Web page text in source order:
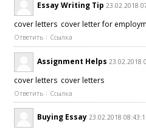
Essay Writing Tip 23.02.2018
cover letters cover letter for
Ответить Ссылка
Assignment Helps 23.02.2018
cover letters cover letters
Ответить Ссылка
Buying Essay 23.02.2018